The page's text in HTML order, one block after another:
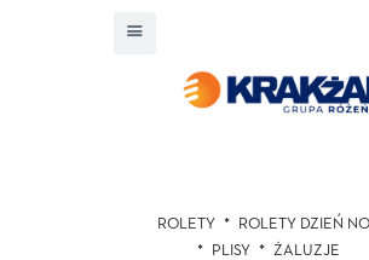
ROLETY
ROLETY DZIEŃ
PLISY
ŻALUZJE